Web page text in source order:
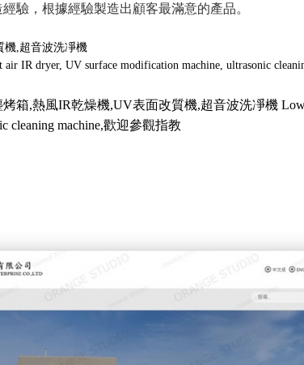
驗，根據經驗製造出顧客最滿意的產品。
機,超音波洗凈機
IR dryer, UV surface modification machine, ultrasonic
,熱風IR乾燥機,UV表面改質機,超音波洗凈機 Low
cleaning machine,歡迎參觀指教